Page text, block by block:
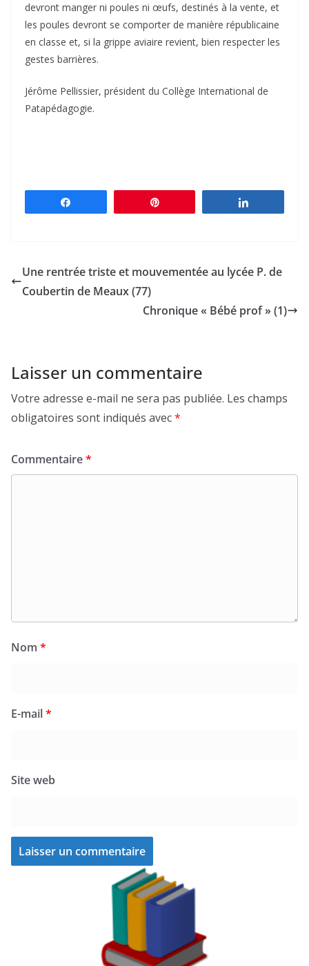
devront manger ni poules ni œufs, destinés à la vente, et
les poules devront se comporter de manière républicaine
en classe et, si la grippe aviaire revient, bien respecter les
gestes barrières.
Jérôme Pellissier, président du Collège International de
Patapédagogie.
Une rentrée triste et mouvementée au lycée P. de
Coubertin de Meaux (77)
Chronique « Bébé prof » (1)
Laisser un commentaire
Votre adresse e-mail ne sera pas publiée. Les champs
obligatoires sont indiqués avec*
Commentaire*
Nom *
E-mail*
Site web